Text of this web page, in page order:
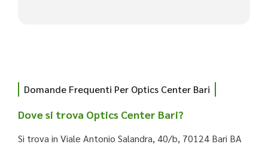
Domande Frequenti Per Optics Center Bari
Dove si trova Optics Center Bari?
Si trova in Viale Antonio Salandra, 40/b, 70124 Bari BA